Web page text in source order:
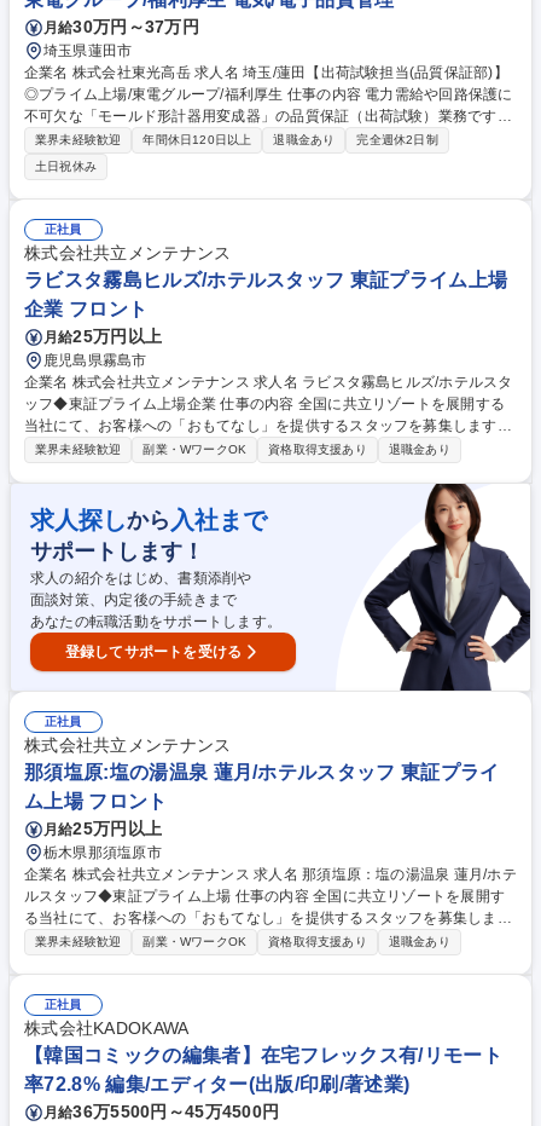
いにしえの宿 伊久/ホテルスタッフ◆東証プライム上場企業
月給30万円～37万円
埼玉県蓮田市
企業名 株式会社東光高岳 求人名 埼玉/蓮田【出荷試験担当(品質保証部)】
◎プライム上場/東電グループ/福利厚生 仕事の内容 電力需給や回路保護に
不可欠な「モールド形計器用変成器」の品質保証（出荷試験）業務です。
各種規格に基づく出荷試験の遂行や、不具合発生時の原因調査、関係部門
と連携した再発防止策の仕組み化を担います。 ■顧客仕様や各種規格（JIS
等）に基づく出荷試験と成績書作成 ■工程管理計画に沿った出荷試験遂
行、スケジュール管理 ■不具合時の調査、報告書作成、客先への説明対応
■業務効率化や安全管理の実施 【魅力】設計、製造、購買など多部門と連
携し、データと論理を用いて部門横断で改善を推進できる点が大きな魅力
です。 募集職種 埼玉/蓮田【出荷試験担当(品質保証部)】◎プライム上場/
東電グループ/福利厚生
業界未経験歓迎 年間休日120日以上 退職金あり
完全週休2日制
土日祝休み
正社員
株式会社共立メンテナンス
ラビスタ霧島ヒルズ/ホテルスタッフ 東証プライム上場
企業 フロント
月給25万円以上
鹿児島県霧島市
企業名 株式会社共立メンテナンス 求人名 ラビスタ霧島ヒルズ/ホテルスタ
ッフ◆東証プライム上場企業 仕事の内容 全国に共立リゾートを展開する
当社にて、お客様への「おもてなし」を提供するスタッフを募集します。
【フロント】■接客対応（チェックイン、チェックアウト、観光案内）■館
でのお食事の提供／テーブルセッティング・片付、デシャップ 【予約販
売/総務経理】データ入力・管理、電話対応／ホテルシステムによる予約受
付、売上・入金処理 【施設管理】客室及び共用部、温浴施設の清掃、ホテ
ル内の設備点検などの計画及び実行、その他付帯設備の点検管理、駐車場
内での車両誘導・管理、送迎ドライバーなど 募集職種 ラビスタ霧島ヒル
ズ/ホテルスタッフ◆東証プライム上場企業
業界未経験歓迎 副業・WワークOK 資格取得支援あり 退職金あり
求人探しから 入社まで
サポートします！
求人の紹介をはじめ、書類添削や
面談対策、内定後の手続きまで
あなたの転職活動をサポートします。
登録してサポートを受ける
正社員
株式会社共立メンテナンス
那須塩原:塩の湯温泉 蓮月/ホテルスタッフ 東証プライ
ム上場 フロント
月給25万円以上
栃木県那須塩原市
企業名 株式会社共立メンテナンス 求人名 那須塩原：塩の湯温泉 蓮月/ホテ
ルスタッフ◆東証プライム上場 仕事の内容 全国に共立リゾートを展開す
る当社にて、お客様への「おもてなし」を提供するスタッフを募集しま
す。 【フロント】接客対応（チェックイン、チェックアウト、観光案内）
販売/総務経理】データ入力・管理、電話対応／ホテルシステムによる予約
受付、売上・入金処理 【施設管理】客室及び共用部、温浴施設の清掃、ホ
テル内の設備点検などの計画及び実行、その他付帯設備の点検管理、駐車
場内での車両誘導・管理、送迎ドライバーなど 募集職種 那須塩原：塩の
湯温泉 蓮月/ホテルスタッフ◆東証プライム上場
業界未経験歓迎 副業・WワークOK 資格取得支援あり 退職金あり
正社員
株式会社KADOKAWA
【韓国コミックの編集者】在宅フレックス有/リモート
率72.8% 編集/エディター(出版/印刷/著述業)
月給36万5500円～45万4500円